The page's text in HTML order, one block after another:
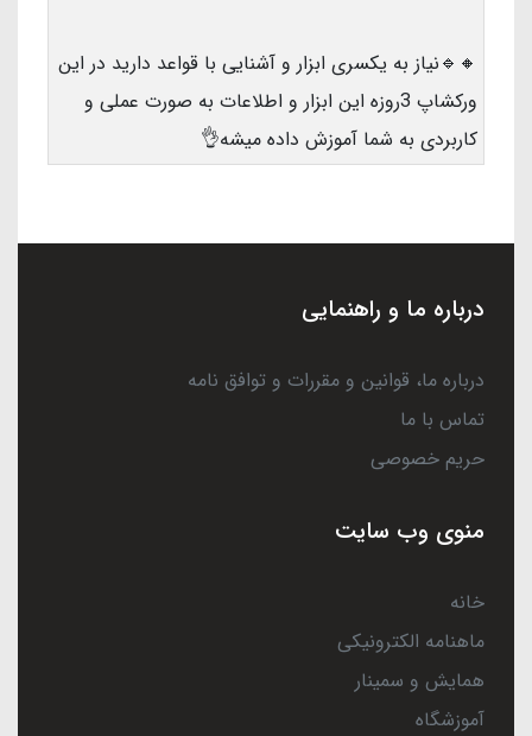
🔸🔹نیاز به یکسری ابزار و آشنایی با قواعد دارید در این
ورکشاپ 3روزه این ابزار و اطلاعات به صورت عملی و
کاربردی به شما آموزش داده میشه👌
درباره ما و راهنمایی
درباره ما، قوانین و مقررات و توافق نامه
تماس با ما
حریم خصوصی
منوی وب سایت
خانه
ماهنامه الکترونیکی
همایش و سمینار
آموزشگاه